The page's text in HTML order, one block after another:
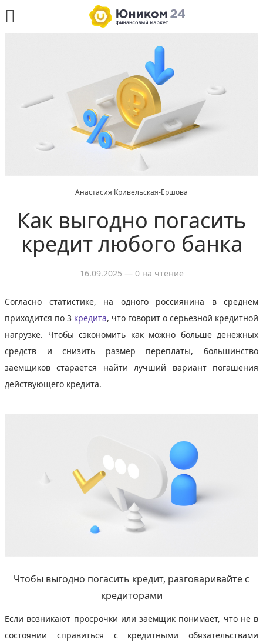
Анастасия Кривельская-Ершова
Как выгодно погасить
кредит любого банка
16.09.2025 — 0 на чтение
Согласно статистике, на одного россиянина в среднем
приходится по 3 кредита, что говорит о серьезной кредитной
нагрузке. Чтобы сэкономить как можно больше денежных
средств и снизить размер переплаты, большинство
заемщиков старается найти лучший вариант погашения
действующего кредита.
Чтобы выгодно погасить кредит, разговаривайте с
кредиторами
Если возникают просрочки или заемщик понимает, что не в
состоянии справиться с кредитными обязательствами